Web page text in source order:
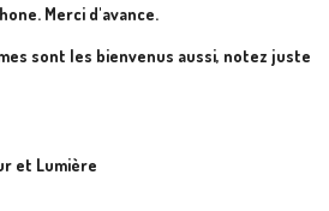
Merci d'avance.
sont les bienvenus aussi, notez juste
et Lumière